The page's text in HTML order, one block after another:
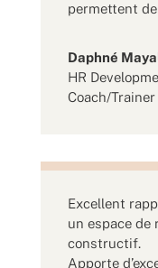
permettent
Daphné
HR
Coach/Trainer
Excellent
un espace
constructif.
Apporte